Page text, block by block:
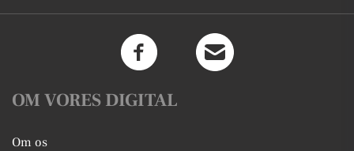
OM VORES DIGITAL
Om os